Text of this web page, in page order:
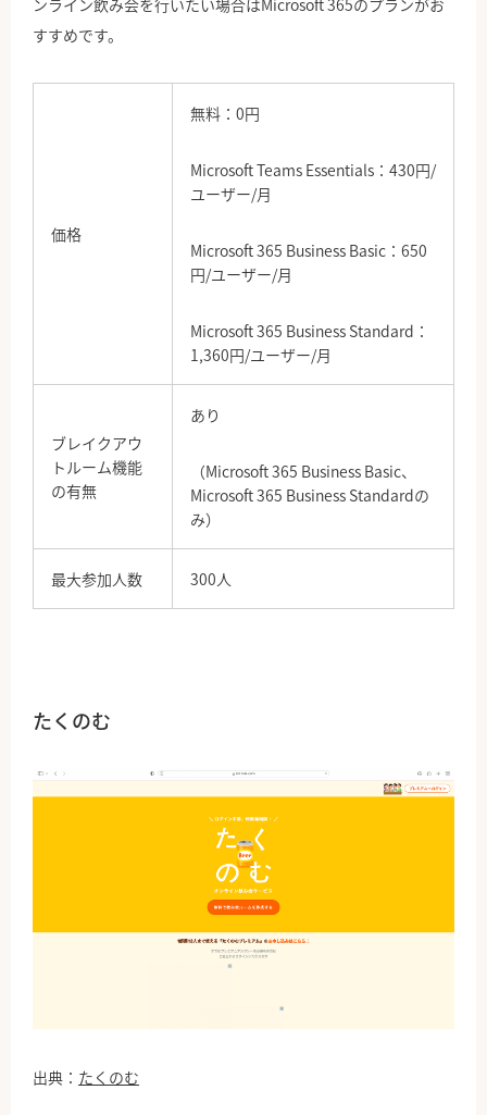
ンライン飲み会を行いたい場合はMicrosoft 365のプランがお
すすめです。
価格
無料：0円
Microsoft Teams Essentials：430円/
ユーザー/月
Microsoft 365 Business Basic：650
円/ユーザー/月
Microsoft 365 Business Standard：
1,360円/ユーザー/月
ブレイクアウ
トルーム機能
の有無
あり
（Microsoft 365 Business Basic、
Microsoft 365 Business Standardの
み）
最大参加人数 300人
たくのむ
出典： たくのむ